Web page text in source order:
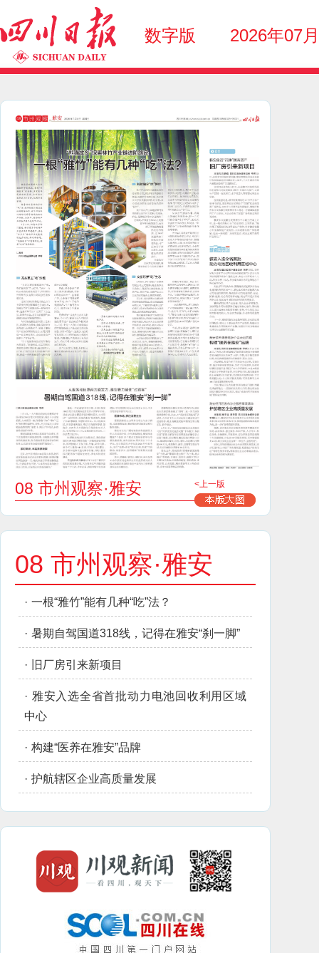
数字版 2026年07
08 市州观察·雅安 <上一版
08 市州观察·雅安
· 一根“雅竹”能有几种“吃”法？
· 暑期自驾国道318线，记得在雅安“刹一脚”
· 旧厂房引来新项目
· 雅安入选全省首批动力电池回收利用区域
中心
· 构建“医养在雅安”品牌
· 护航辖区企业高质量发展